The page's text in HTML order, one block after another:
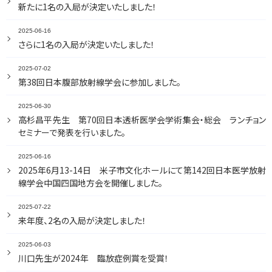
新たに1名の入局が決定いたしました！
2025-06-16
さらに1名の入局が決定いたしました！
2025-07-02
第38回日本腹部放射線学会に参加しました。
2025-06-30
高杉昌平先生 第70回日本透析医学会学術集会・総会 ランチョン
セミナーで発表を行いました。
2025-06-16
2025年6月13-14日 米子市文化ホールにて第142回日本医学放射
線学会中国四国地方会を開催しました。
2025-07-22
来年度、2名の入局が決定しました！
2025-06-03
川口先生が2024年 臨放症例賞を受賞！